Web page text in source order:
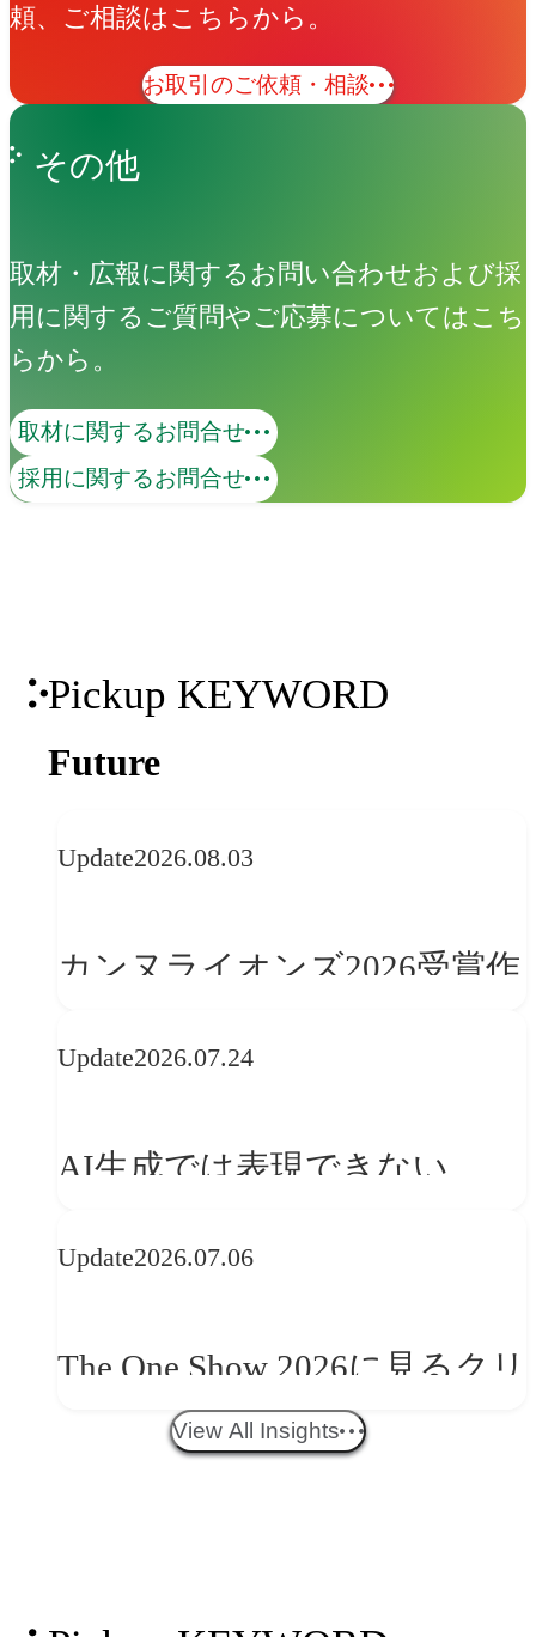
頼、ご相談はこちらから。
お取引のご依頼・相談
その他
取材・広報に関するお問い合わせおよび採
用に関するご質問やご応募についてはこち
らから。
取材に関するお問合せ
採用に関するお問合せ
Pickup KEYWORD
Future
Update2026.08.03
カンヌライオンズ2026受賞作
──「優れたブランド体験」
か
Update2026.07.24
AI生成では表現できない
望
Update2026.07.06
The One Show 2026に見るクリ
エイティブトレンド──社会
View All Insights